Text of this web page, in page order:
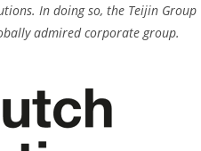
In doing so, the Teijin Group
admired corporate group.